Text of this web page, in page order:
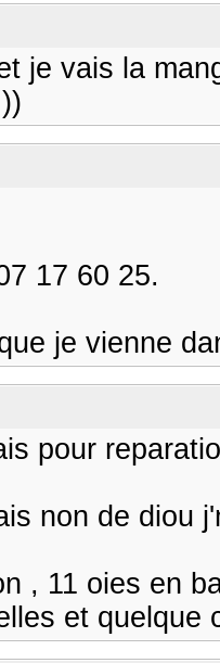
je vais la
17 60 25.
je vienne
pour
non de diou
, 11 oies en
et quelque